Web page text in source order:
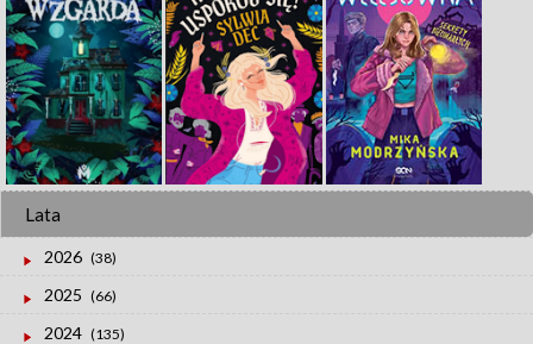
Lata
2026 (38)
2025 (66)
2024 (135)